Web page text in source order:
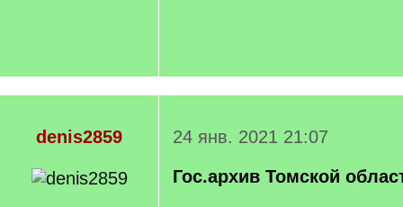
denis2859
24 янв. 2021 21:07
Гос.архив Томской